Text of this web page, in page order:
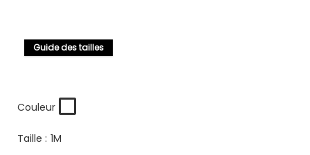
Guide des tailles
Couleur
Taille : 1M